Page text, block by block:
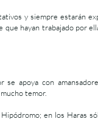
y siempre estarán
hayan trabajado por
apoya con
temor.
en los Haras